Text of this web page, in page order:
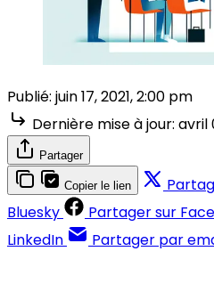
Publié: juin 17, 2021, 2:00 pm
Dernière mise à jour: avril
Partager
Copier le lien
Bluesky
Partager sur
LinkedIn
Partager par